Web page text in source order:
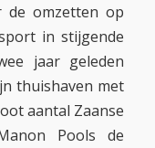
de omzetten op
in stijgende
jaar geleden
thuishaven met
aantal Zaanse
Pools de